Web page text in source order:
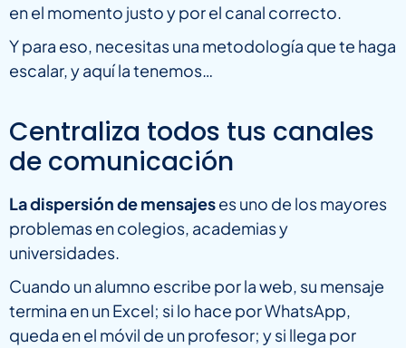
en el momento justo y por el canal correcto.
Y para eso, necesitas una metodología que te haga
escalar, y aquí la tenemos…
Centraliza todos tus canales
de comunicación
La dispersión de mensajeses uno de los mayores
problemas en colegios, academias y
universidades.
Cuando un alumno escribe por la web, su mensaje
termina en un Excel; si lo hace por WhatsApp,
queda en el móvil de un profesor; y si llega por